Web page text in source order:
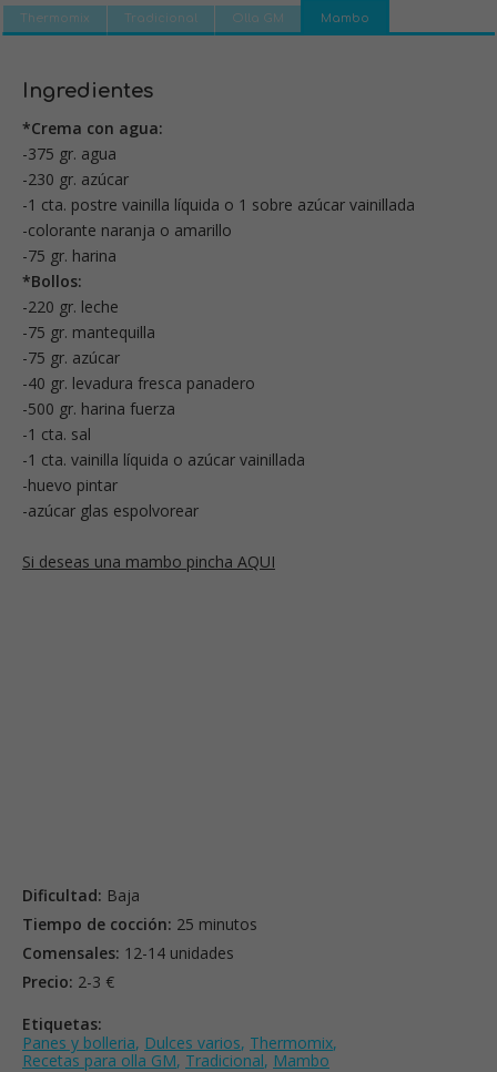
Thermomix Tradicional Olla GM Mambo
Ingredientes
*Crema con agua:
-375 gr. agua
-230 gr. azúcar
-1 cta. postre vainilla líquida o 1 sobre azúcar vainillada
-colorante naranja o amarillo
-75 gr. harina
*Bollos:
-220 gr. leche
-75 gr. mantequilla
-75 gr. azúcar
-40 gr. levadura fresca panadero
-500 gr. harina fuerza
-1 cta. sal
-1 cta. vainilla líquida o azúcar vainillada
-huevo pintar
-azúcar glas espolvorear
Si deseas una mambo pincha AQUI
Dificultad: Baja
Tiempo de cocción: 25 minutos
Comensales: 12-14 unidades
Precio: 2-3 €
Etiquetas:
Panes y bolleria, Dulces varios, Thermomix,
Recetas para olla GM, Tradicional, Mambo